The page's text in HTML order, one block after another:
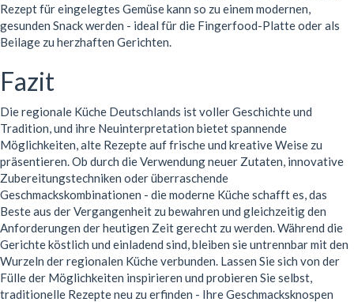
Rezept für eingelegtes Gemüse kann so zu einem modernen,
gesunden Snack werden - ideal für die Fingerfood-Platte oder als
Beilage zu herzhaften Gerichten.
Fazit
Die regionale Küche Deutschlands ist voller Geschichte und
Tradition, und ihre Neuinterpretation bietet spannende
Möglichkeiten, alte Rezepte auf frische und kreative Weise zu
präsentieren. Ob durch die Verwendung neuer Zutaten, innovative
Zubereitungstechniken oder überraschende
Geschmackskombinationen - die moderne Küche schafft es, das
Beste aus der Vergangenheit zu bewahren und gleichzeitig den
Anforderungen der heutigen Zeit gerecht zu werden. Während die
Gerichte köstlich und einladend sind, bleiben sie untrennbar mit den
Wurzeln der regionalen Küche verbunden. Lassen Sie sich von der
Fülle der Möglichkeiten inspirieren und probieren Sie selbst,
traditionelle Rezepte neu zu erfinden - Ihre Geschmacksknospen